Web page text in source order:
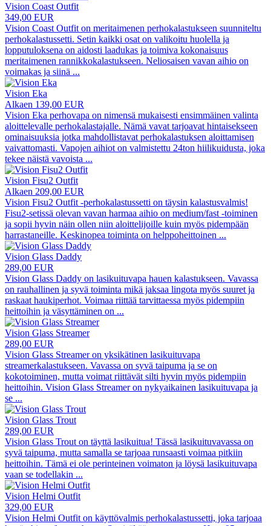
Vision Coast Outfit
349,00 EUR
Vision Coast Outfit on meritaimenen perhokalastukseen suunniteltu
perhokalastussetti. Setin kaikki osat on valikoitu huolella ja
lopputuloksena on aidosti laadukas ja toimiva kokonaisuus
meritaimenen rannikkokalastukseen. Neliosaisen vavan aihio on
voimakas ja siinä ...
Vision Eka
Alkaen 139,00 EUR
Vision Eka perhovapa on nimensä mukaisesti ensimmäinen valinta
aloittelevalle perhokalastajalle. Nämä vavat tarjoavat hintaisekseen
ominaisuuksia jotka mahdollistavat perhokalastuksen aloittamisen
vaivattomasti. Vapojen aihiot on valmistettu 24ton hiilikuidusta, joka
tekee näistä vavoista ...
Vision Fisu2 Outfit
Alkaen 209,00 EUR
Vision Fisu2 Outfit -perhokalastussetti on täysin kalastusvalmis!
Fisu2-setissä olevan vavan harmaa aihio on medium/fast -toiminen
ja sopii hyvin näin ollen niin aloittelijoille kuin myös pidempään
harrastaneille. Keskinopea toiminta on helppoheittoinen ...
Vision Glass Daddy
289,00 EUR
Vision Glass Daddy on lasikuituvapa hauen kalastukseen. Vavassa
on rauhallinen ja syvä toiminta mikä jaksaa lingota myös suuret ja
raskaat haukiperhot. Voimaa riittää tarvittaessa myös pidempiin
heittoihin ja väsyttäminen on ...
Vision Glass Streamer
289,00 EUR
Vision Glass Streamer on yksikätinen lasikuituvapa
streamerkalastukseen. Vavassa on syvä taipuma ja se on
kokotoiminen, mutta voimat riittävät silti hyvin myös pidempiin
heittoihin. Vision Glass Streamer on nykyaikainen lasikuituvapa ja
se ...
Vision Glass Trout
289,00 EUR
Vision Glass Trout on täyttä lasikuitua! Tässä lasikuituvavassa on
syvä taipuma, mutta samalla se tarjoaa runsaasti voimaa pitkiin
heittoihin. Tämä ei ole perinteinen voimaton ja löysä lasikuituvapa
vaan se todellakin ...
Vision Helmi Outfit
329,00 EUR
Vision Helmi Outfit on käyttövalmis perhokalastussetti, joka tarjoaa